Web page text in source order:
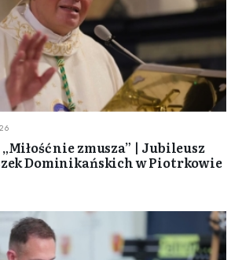
nie zmusza” | Jubileusz
Dominikańskich w Piotrkowie